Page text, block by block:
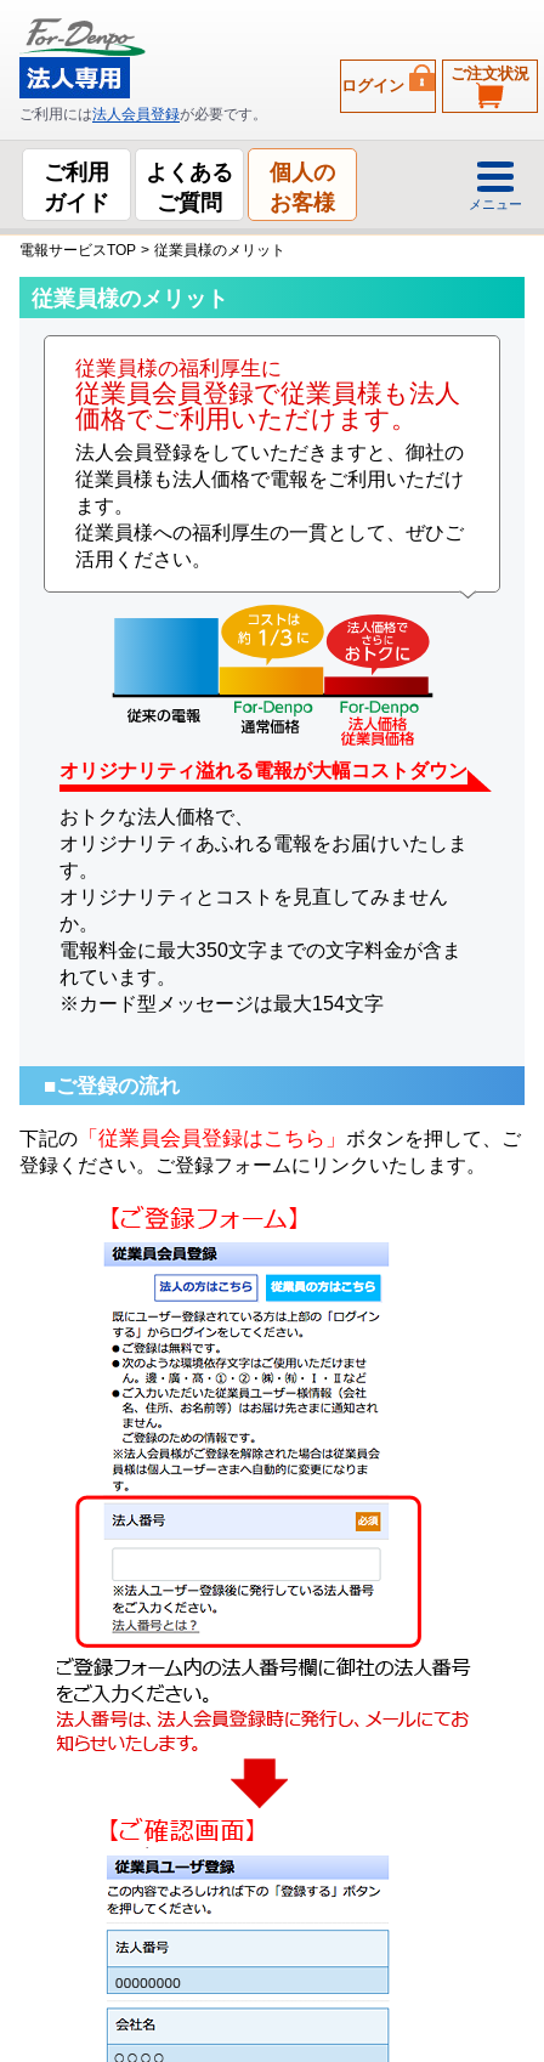
ご利用には法人会員登録が必要です。
ご注文状況
ログイン
ご利用
ガイド
よくある
ご質問
個人の
お客様
メニュー
電報サービスTOP > 従業員様のメリット
従業員様のメリット
従業員様の福利厚生に
従業員会員登録で従業員様も法人
価格でご利用いただけます。
法人会員登録をしていただきますと、御社の
従業員様も法人価格で電報をご利用いただけ
ます。
従業員様への福利厚生の一貫として、ぜひご
活用ください。
オリジナリティ溢れる電報が大幅コストダウン
おトクな法人価格で、
オリジナリティあふれる電報をお届けいたしま
す。
オリジナリティとコストを見直してみません
か。
電報料金に最大350文字までの文字料金が含ま
れています。
※カード型メッセージは最大154文字
■ご登録の流れ
下記の 「従業員会員登録はこちら」
ボタンを押して、ご
登録ください。ご登録フォームにリンクいたします。